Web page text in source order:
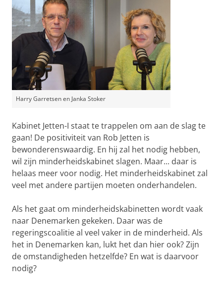
Harry Garretsen en Janka Stoker
Kabinet Jetten-I staat te trappelen om aan de slag te
gaan! De positiviteit van Rob Jetten is
bewonderenswaardig. En hij zal het nodig hebben,
wil zijn minderheidskabinet slagen. Maar... daar is
helaas meer voor nodig. Het minderheidskabinet zal
veel met andere partijen moeten onderhandelen.
Als het gaat om minderheidskabinetten wordt vaak
naar Denemarken gekeken. Daar was de
regeringscoalitie al veel vaker in de minderheid. Als
het in Denemarken kan, lukt het dan hier ook? Zijn
de omstandigheden hetzelfde? En wat is daarvoor
nodig?